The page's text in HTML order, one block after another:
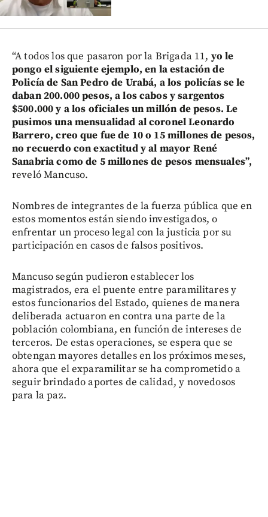
“A todos los que pasaron por la Brigada 11, yo le
pongo el siguiente ejemplo, en la estación de
Policía de San Pedro de Urabá, a los policías se le
daban 200.000 pesos, a los cabos y sargentos
$500.000 y a los oficiales un millón de pesos. Le
pusimos una mensualidad al coronel Leonardo
Barrero, creo que fue de 10 o 15 millones de pesos,
no recuerdo con exactitud y al mayor René
Sanabria como de 5 millones de pesos mensuales”,
reveló Mancuso.
Nombres de integrantes de la fuerza pública que en
estos momentos están siendo investigados, o
enfrentar un proceso legal con la justicia por su
participación en casos de falsos positivos.
Mancuso según pudieron establecer los
magistrados, era el puente entre paramilitares y
estos funcionarios del Estado, quienes de manera
deliberada actuaron en contra una parte de la
población colombiana, en función de intereses de
terceros. De estas operaciones, se espera que se
obtengan mayores detalles en los próximos meses,
ahora que el exparamilitar se ha comprometido a
seguir brindado aportes de calidad, y novedosos
para la paz.